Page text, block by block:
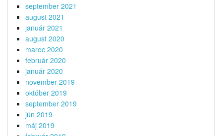
september 2021
august 2021
január 2021
august 2020
marec 2020
február 2020
január 2020
november 2019
október 2019
september 2019
jún 2019
máj 2019